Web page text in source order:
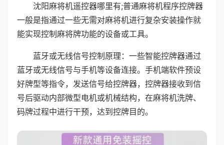
沈阳麻将机遥控器哪里有;普通麻将机程序控牌器
一般是指通过一些无需对麻将机进行复杂安装操作就
能实现控制麻将牌功能的设备或工具。
蓝牙或无线信号控制原理：一些智能控牌器通过
蓝牙或无线信号与手机等设备连接。手机端软件预设
好牌型等指令，发送信号给控牌器，控牌器接收到信
号后驱动内部微型电机或机械结构，在麻将机洗牌、
码牌过程中进行干预，达到控牌目的。